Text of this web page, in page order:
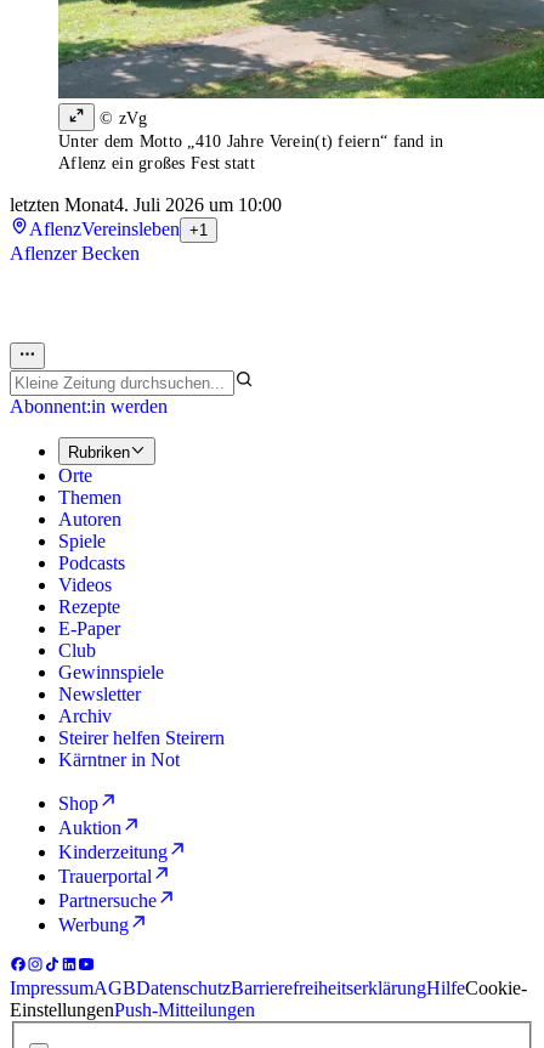
© zVg
Unter dem Motto „410 Jahre Verein(t) feiern“ fand in
Aflenz ein großes Fest statt
letzten Monat4. Juli 2026 um 10:00
AflenzVereinsleben +1
Aflenzer Becken
Abonnent:in werden
Rubriken
Orte
Themen
Autoren
Spiele
Podcasts
Videos
Rezepte
E-Paper
Club
Gewinnspiele
Newsletter
Archiv
Steirer helfen Steirern
Kärntner in Not
Shop
Auktion
Kinderzeitung
Trauerportal
Partnersuche
Werbung
ImpressumAGBDatenschutzBarrierefreiheitserklärungHilfeCookie-
EinstellungenPush-Mitteilungen